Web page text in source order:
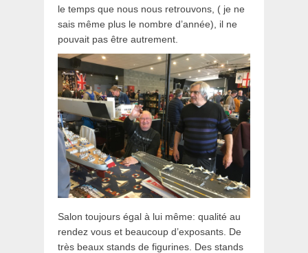
le temps que nous nous retrouvons, ( je ne
sais même plus le nombre d’année), il ne
pouvait pas être autrement.
Salon toujours égal à lui même: qualité au
rendez vous et beaucoup d’exposants. De
très beaux stands de figurines. Des stands